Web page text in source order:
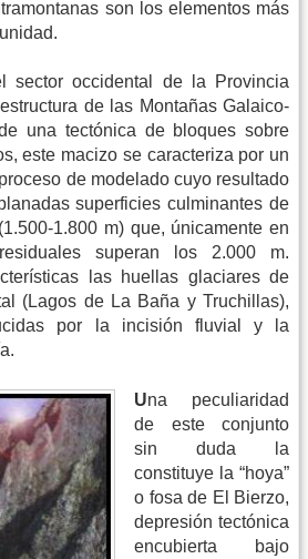
son los elementos más
sector occidental de la Provincia
de las Montañas Galaico-
una tectónica de bloques sobre
este macizo se caracteriza por un
de modelado cuyo resultado
superficies culminantes de
1.800 m) que, únicamente en
superan los 2.000 m.
las huellas glaciares de
(Lagos de La Baña y Truchillas),
por la incisión fluvial y la
Una peculiaridad
de este conjunto
sin duda la
constituye la “hoya”
o fosa de El Bierzo,
depresión tectónica
encubierta bajo